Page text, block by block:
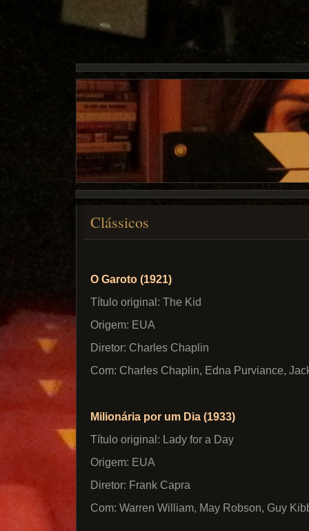
Clássicos
O Garoto (1921)
Título original: The Kid
Origem: EUA
Diretor: Charles Chaplin
Com: Charles Chaplin, Edna Purviance,
Milionária por um Dia (1933)
Título original: Lady for a Day
Origem: EUA
Diretor: Frank Capra
Com: Warren William, May Robson, Guy